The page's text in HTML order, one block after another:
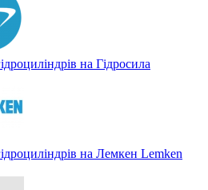
на Гідросила
на Лемкен Lemken